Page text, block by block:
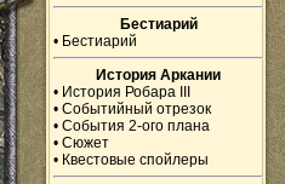
Бестиарий
• Бестиарий
История Аркании
• История Робара III
• Событийный отрезок
• События 2-ого плана
• Сюжет
• Квестовые спойлеры